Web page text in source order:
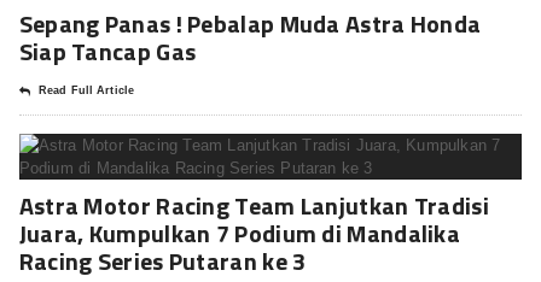
Sepang Panas ! Pebalap Muda Astra Honda
Siap Tancap Gas
Read Full Article
Astra Motor Racing Team Lanjutkan Tradisi
Juara, Kumpulkan 7 Podium di Mandalika
Racing Series Putaran ke 3